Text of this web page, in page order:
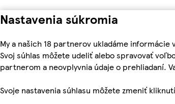
Nastavenia súkromia
My a našich 18 partnerov ukladáme
Svoj súhlas môžete udeliť alebo spravovať
partnerom a neovplyvnia údaje o prehliadaní.
Svoje nastavenia súhlasu môžete zmeniť